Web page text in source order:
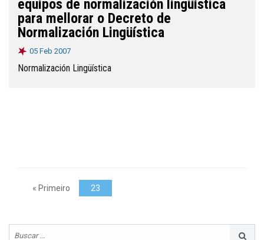
equipos de normalización lingüística
para mellorar o Decreto de
Normalización Lingüística
05 Feb 2007
Normalización Lingüística
« Primeiro 23